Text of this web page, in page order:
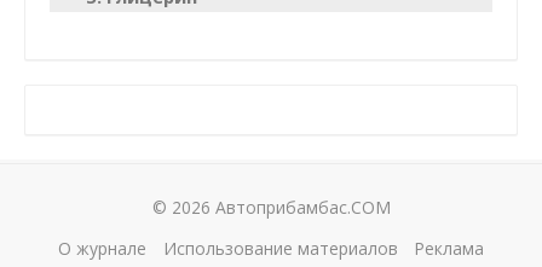
© 2026 Автоприбамбас.COM
О журнале
Использование материалов Реклама